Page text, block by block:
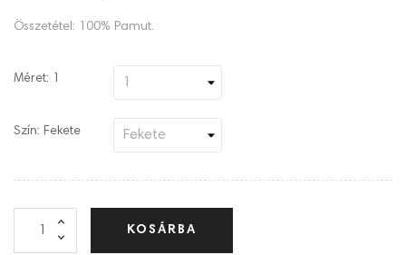
Összetétel: 100% Pamut.
Méret: 1
Szín: Fekete
KOSÁRBA